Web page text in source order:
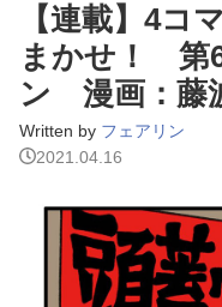
【連載】4コ
まかせ！ 第
ン 漫画：藤
Written by フェアリン
2021.04.16